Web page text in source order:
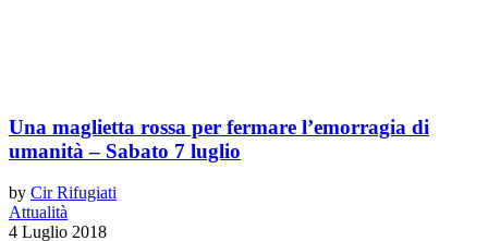
Una maglietta rossa per fermare l’emorragia di
umanità – Sabato 7 luglio
by Cir Rifugiati
Attualità
4 Luglio 2018